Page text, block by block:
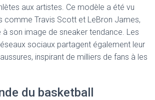
aux artistes. Ce modèle a été vu
comme Travis Scott et LeBron James,
à son image de sneaker tendance. Les
sociaux partagent également leur
inspirant de milliers de fans à les
du basketball